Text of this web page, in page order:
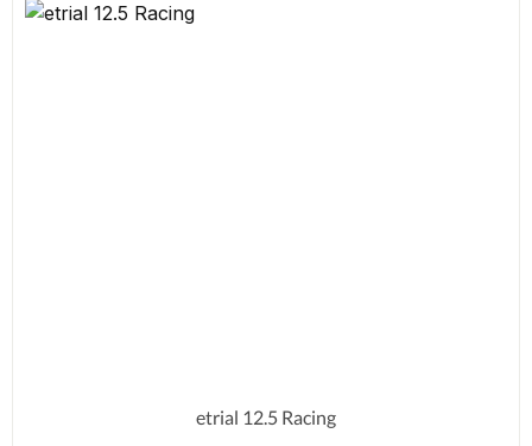
etrial 12.5 Racing